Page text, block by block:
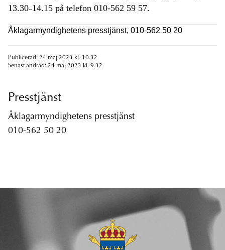
13.30–14.15 på telefon 010-562 59 57.
Åklagarmyndighetens presstjänst, 010-562 50 20
Publicerad: 24 maj 2023 kl. 10.32
Senast ändrad: 24 maj 2023 kl. 9.32
Presstjänst
Åklagarmyndighetens presstjänst
010-562 50 20